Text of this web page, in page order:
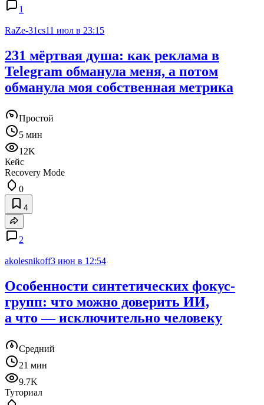
1
RaZe-31cs11 июл в 23:15
231 мёртвая душа: как реклама в
Telegram обманула меня, а потом
обманула моя собственная метрика
Простой
5 мин
12K
Кейс
Recovery Mode
0
4
2
akolesnikoff3 июн в 12:54
Особенности синтетических фокус-
групп: что можно доверить ИИ,
а что — исключительно человеку
Средний
21 мин
9.7K
Туториал